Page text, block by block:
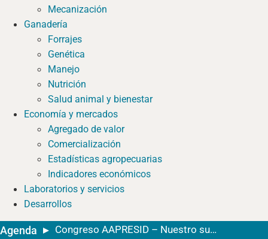
Mecanización
Ganadería
Forrajes
Genética
Manejo
Nutrición
Salud animal y bienestar
Economía y mercados
Agregado de valor
Comercialización
Estadísticas agropecuarias
Indicadores económicos
Laboratorios y servicios
Desarrollos
Agenda Congreso AAPRESID – Nuestro suelo. Nuestra voz